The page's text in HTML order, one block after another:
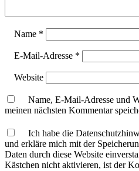
Name *
E-Mail-Adresse *
Website
Name, E-Mail-Adresse und
meinen nächsten Kommentar
Ich habe die
und erkläre mich mit der
Daten durch diese Website
Kästchen nicht aktivieren, ist der